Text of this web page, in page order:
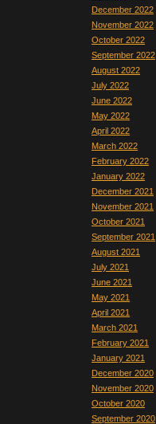
December 2022
November 2022
October 2022
September 2022
August 2022
July 2022
June 2022
May 2022
April 2022
March 2022
February 2022
January 2022
December 2021
November 2021
October 2021
September 2021
August 2021
July 2021
June 2021
May 2021
April 2021
March 2021
February 2021
January 2021
December 2020
November 2020
October 2020
September 2020